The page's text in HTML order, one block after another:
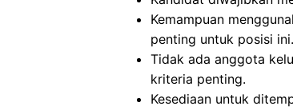
Kemampuan
penting untuk posisi ini.
Tidak ada anggota
kriteria penting.
Kesediaan untuk